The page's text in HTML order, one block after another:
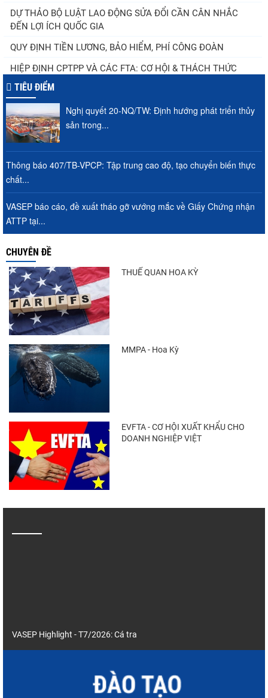
DỰ THẢO BỘ LUẬT LAO ĐỘNG SỬA ĐỔI CẦN CÂN NHẮC
ĐẾN LỢI ÍCH QUỐC GIA
QUY ĐỊNH TIỀN LƯƠNG, BẢO HIỂM, PHÍ CÔNG ĐOÀN
HIỆP ĐỊNH CPTPP VÀ CÁC FTA: CƠ HỘI & THÁCH THỨC
TIÊU ĐIỂM
Nghị quyết 20-NQ/TW: Định hướng phát triển thủy
sản trong...
Thông báo 407/TB-VPCP: Tập trung cao độ, tạo chuyển biến thực
chất...
VASEP báo cáo, đề xuất tháo gỡ vướng mắc về Giấy Chứng nhận
ATTP tại...
CHUYÊN ĐỀ
THUẾ QUAN HOA KỲ
MMPA - Hoa Kỳ
EVFTA - CƠ HỘI XUẤT KHẨU CHO
DOANH NGHIỆP VIỆT
VASEP Highlight - T7/2026: Cá tra